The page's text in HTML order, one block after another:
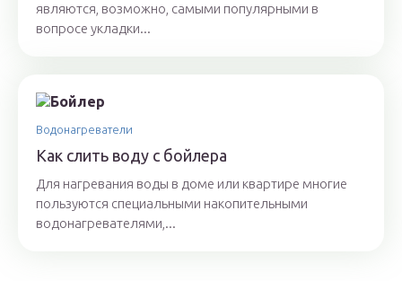
являются, возможно, самыми популярными в
вопросе укладки...
Водонагреватели
Как слить воду с бойлера
Для нагревания воды в доме или квартире многие
пользуются специальными накопительными
водонагревателями,...